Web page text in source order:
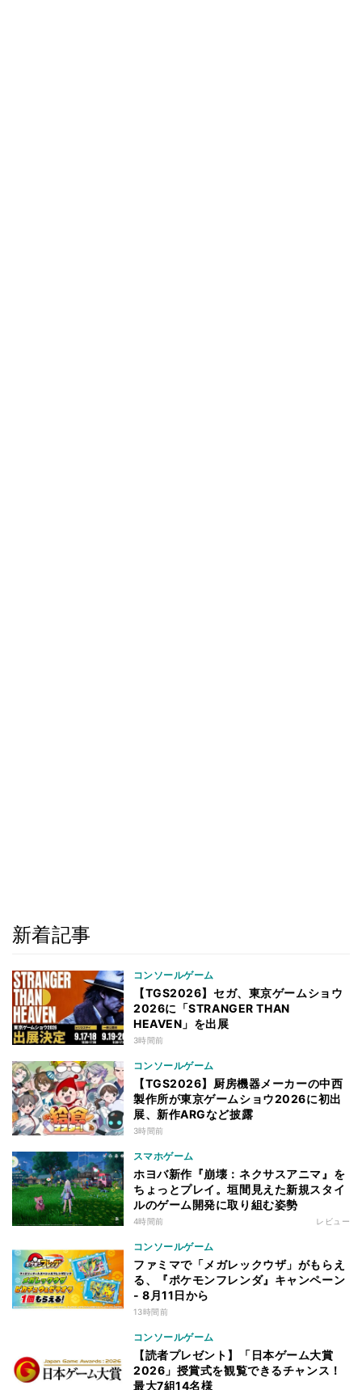
新着記事
コンソールゲーム
【TGS2026】セガ、東京ゲームショウ
2026に「STRANGER THAN
HEAVEN」を出展
3時間前
コンソールゲーム
【TGS2026】厨房機器メーカーの中西
製作所が東京ゲームショウ2026に初出
展、新作ARGなど披露
3時間前
スマホゲーム
ホヨバ新作『崩壊：ネクサスアニマ』を
ちょっとプレイ。垣間見えた新規スタイ
ルのゲーム開発に取り組む姿勢
4時間前 レビュー
コンソールゲーム
ファミマで「メガレックウザ」がもらえ
る、『ポケモンフレンダ』キャンペーン
- 8月11日から
13時間前
コンソールゲーム
【読者プレゼント】「日本ゲーム大賞
2026」授賞式を観覧できるチャンス！
最大7組14名様